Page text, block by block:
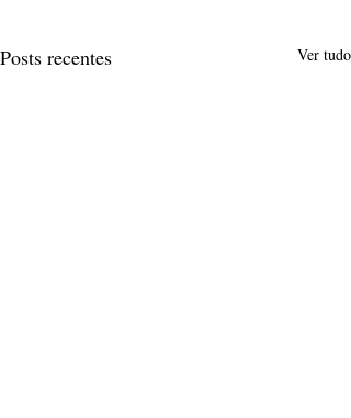
Posts recentes Ver tudo